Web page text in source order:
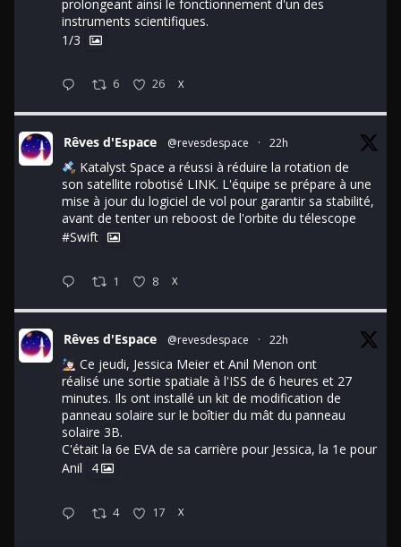
prolongeant ainsi le fonctionnement d'un des
instruments scientifiques.
1/3
6 26 X
Rêves d'Espace @revesdespace · 22h
Katalyst Space a réussi à réduire la rotation de
son satellite robotisé LINK. L'équipe se prépare à une
mise à jour du logiciel de vol pour garantir sa stabilité,
avant de tenter un reboost de l'orbite du télescope
#Swift
1 8 X
Rêves d'Espace @revesdespace · 22h
Ce jeudi, Jessica Meier et Anil Menon ont
réalisé une sortie spatiale à l'ISS de 6 heures et 27
minutes. Ils ont installé un kit de modification de
panneau solaire sur le boîtier du mât du panneau
solaire 3B.
C'était la 6e EVA de sa carrière pour Jessica, la 1e pour
Anil
4
4 17 X